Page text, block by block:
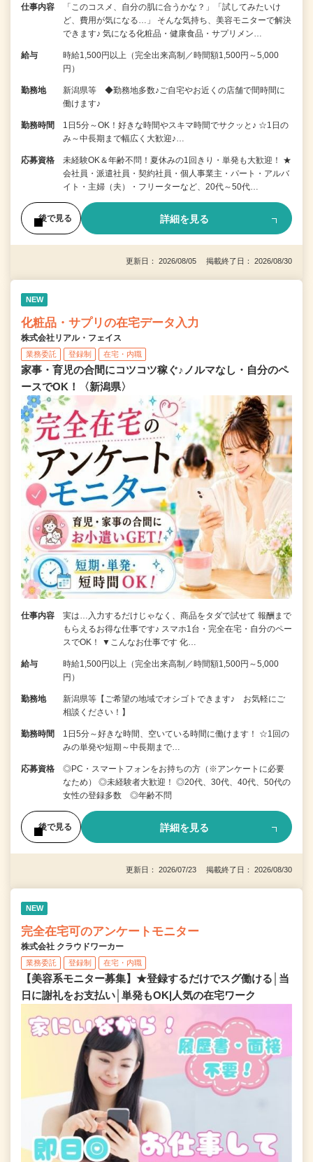
仕事内容
「このコスメ、自分の肌に合うかな？」「試してみたいけ
ど、費用が気になる…」 そんな気持ち、美容モニターで解決
できます♪ 気になる化粧品・健康食品・サプリメン…
給与
時給1,500円以上（完全出来高制／時間額1,500円～5,000
円）
勤務地
新潟県等 ◆勤務地多数♪ご自宅やお近くの店舗で間時間に
働けます♪
勤務時間
1日5分～OK！好きな時間やスキマ時間でサクッと♪ ☆1日の
み～中長期まで幅広く大歓迎♪…
応募資格
未経験OK＆年齢不問！夏休みの1回きり・単発も大歓迎！ ★
会社員・派遣社員・契約社員・個人事業主・パート・アルバ
イト・主婦（夫）・フリーターなど、20代～50代…
後で見る 詳細を見る
更新日： 2026/08/05 掲載終了日： 2026/08/30
NEW
化粧品・サプリの在宅データ入力
株式会社リアル・フェイス
業務委託 登録制 在宅・内職
家事・育児の合間にコツコツ稼ぐ♪ノルマなし・自分のペ
ースでOK！〈新潟県〉
仕事内容
実は…入力するだけじゃなく、商品をタダで試せて 報酬まで
もらえるお得な仕事です♪ スマホ1台・完全在宅・自分のペー
スでOK！ ▼こんなお仕事です 化…
給与
時給1,500円以上（完全出来高制／時間額1,500円～5,000
円）
勤務地
新潟県等【ご希望の地域でオシゴトできます♪ お気軽にご
相談ください！】
勤務時間
1日5分～好きな時間、空いている時間に働けます！ ☆1回の
みの単発や短期～中長期まで…
応募資格
◎PC・スマートフォンをお持ちの方（※アンケートに必要
なため） ◎未経験者大歓迎！ ◎20代、30代、40代、50代の
女性の登録多数 ◎年齢不問
後で見る 詳細を見る
更新日： 2026/07/23 掲載終了日： 2026/08/30
NEW
完全在宅可のアンケートモニター
株式会社 クラウドワーカー
業務委託 登録制 在宅・内職
【美容系モニター募集】★登録するだけでスグ働ける│当
日に謝礼をお支払い│単発もOK|人気の在宅ワーク